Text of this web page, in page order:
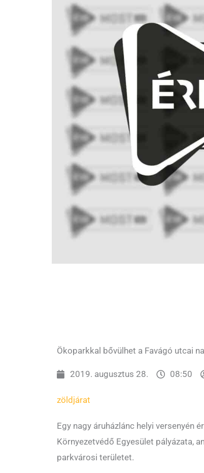
Ökoparkkal bővülhet a Favágó utcai
2019. augusztus 28. 08:50
zöldjárat
Egy nagy áruházlánc helyi versenyén
Környezetvédő Egyesület pályázata,
parkvárosi területet.